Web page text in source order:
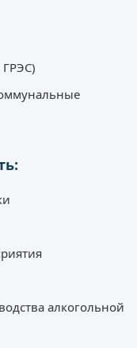
ГРЭС)
алкогольной